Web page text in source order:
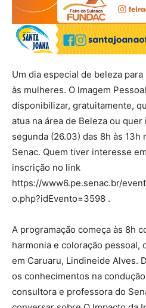
Um dia especial de beleza
às mulheres. O Imagem
disponibilizar, gratuitamente,
atua na área de Beleza ou
segunda (26.03) das 8h às 13h
Senac. Quem tiver interesse
inscrição no link
https://www6.pe.senac.br/
o.php?idEvento=3598 .
A programação começa às 8h
harmonia e coloração pessoal,
em Caruaru, Lindineide Alves.
os conhecimentos na
consultora e professora do